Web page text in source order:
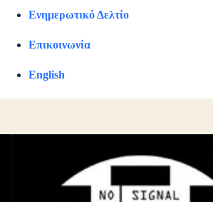
Ενημερωτικό Δελτίο
Επικοινωνία
English